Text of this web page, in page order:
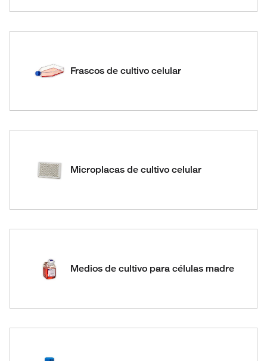
Frascos de cultivo celular
Microplacas de cultivo celular
Medios de cultivo para células madre